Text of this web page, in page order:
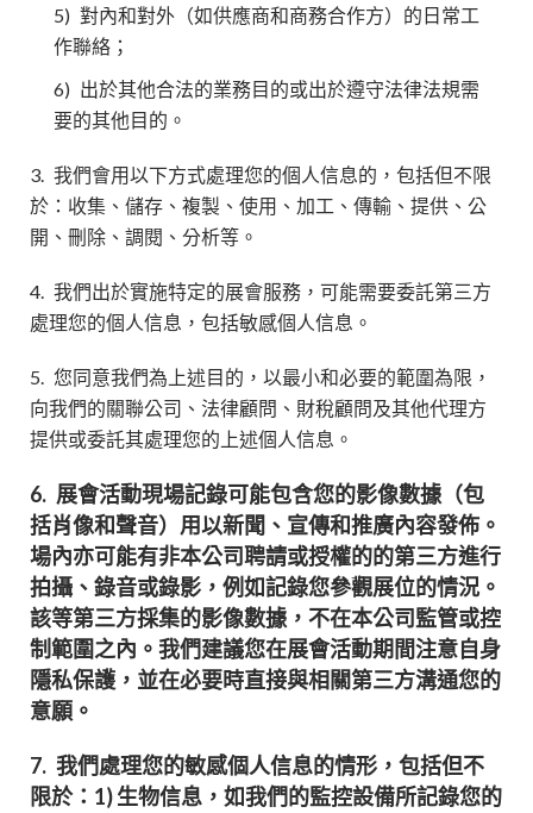
5) 對內和對外（如供應商和商務合作方）的日常工
作聯絡；
6) 出於其他合法的業務目的或出於遵守法律法規需
要的其他目的。
3. 我們會用以下方式處理您的個人信息的，包括但不限
於：收集、儲存、複製、使用、加工、傳輸、提供、公
開、刪除、調閱、分析等。
4. 我們出於實施特定的展會服務，可能需要委託第三方
處理您的個人信息，包括敏感個人信息。
5. 您同意我們為上述目的，以最小和必要的範圍為限，
向我們的關聯公司、法律顧問、財稅顧問及其他代理方
提供或委託其處理您的上述個人信息。
6. 展會活動現場記錄可能包含您的影像數據（包
括肖像和聲音）用以新聞、宣傳和推廣內容發佈。
場內亦可能有非本公司聘請或授權的的第三方進行
拍攝、錄音或錄影，例如記錄您參觀展位的情況。
該等第三方採集的影像數據，不在本公司監管或控
制範圍之內。我們建議您在展會活動期間注意自身
隱私保護，並在必要時直接與相關第三方溝通您的
意願。
7. 我們處理您的敏感個人信息的情形，包括但不
限於：1) 生物信息，如我們的監控設備所記錄您的